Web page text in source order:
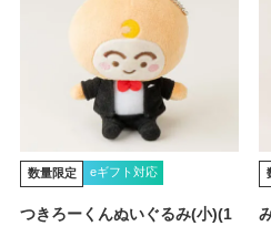
数量限定 eギフト対応
つきろーくんぬいぐるみ(小)(1